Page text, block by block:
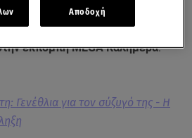
όλα αυτά τα χρόνια, αλλά και
ακόμα παιδάκι, μίλησε η
εκπομπή MEGA Καλημέρα.
Γενέθλια για τον σύζυγό της - Η
Αποδοχή